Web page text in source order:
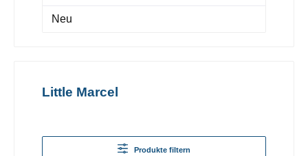
Neu
Little Marcel
Produkte filtern